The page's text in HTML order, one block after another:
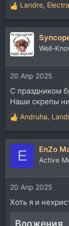
Р
е
а
к
ц
и
и
:
Landre,
Well-
20 Апр 2025
C праздником
Наши скрепы
Р
е
а
и
и
:
Andruha,
E EnZo
Active
20 Апр 2025
Хоть я и